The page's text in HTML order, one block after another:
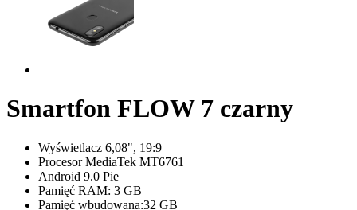
Smartfon FLOW 7 czarny
Wyświetlacz 6,08", 19:9
Procesor MediaTek MT6761
Android 9.0 Pie
Pamięć RAM: 3 GB
Pamięć wbudowana:32 GB